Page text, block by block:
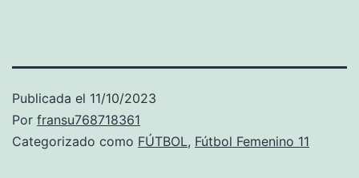
Publicada el 11/10/2023
Por fransu768718361
Categorizado como FÚTBOL, Fútbol Femenino 11